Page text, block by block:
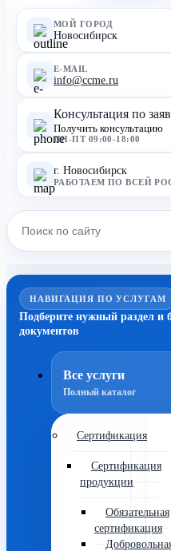
МОЙ ГОРОД
Новосибирск
E-MAIL
info@ccme.ru
Консультация по
Получить консультацию
ПН-ПТ 09:00-18:00
г. Новосибирск
РАБОТАЕМ ПО ВСЕЙ
НАВИГАЦИЯ ПО УСЛУГАМ
Подберите нужный раздел и
документов
Все услуги
Полный каталог
Сертификация
Сертификация
продукции
Обязательная
сертификация